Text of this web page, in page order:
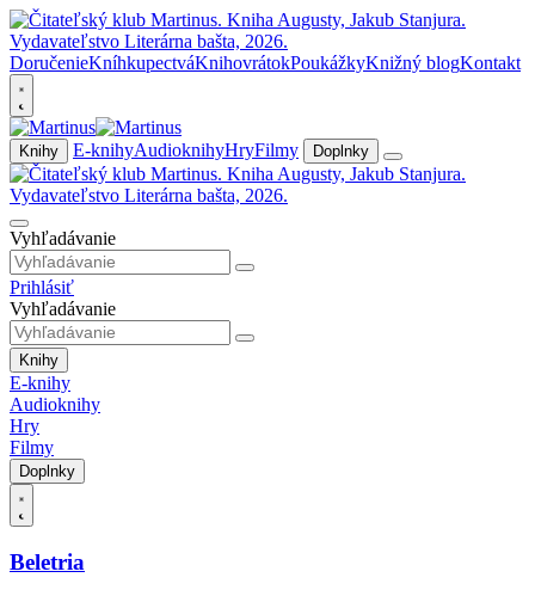
DoručenieKníhkupectváKnihovrátokPoukážkyKnižný blogKontakt
Knihy E-knihyAudioknihyHryFilmy Doplnky
Vyhľadávanie
Prihlásiť
Vyhľadávanie
Knihy
E-knihy
Audioknihy
Hry
Filmy
Doplnky
Beletria